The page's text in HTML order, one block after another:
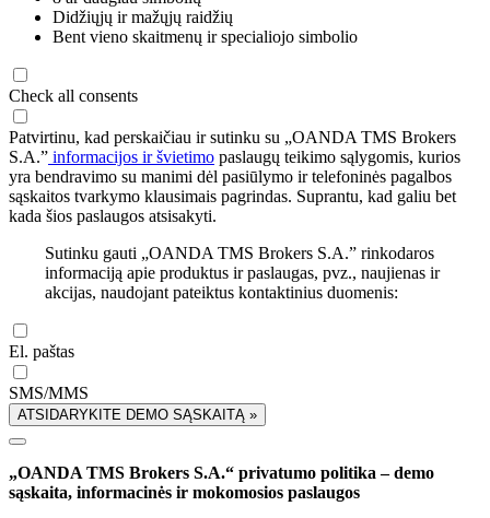
Didžiųjų ir mažųjų raidžių
Bent vieno skaitmenų ir specialiojo simbolio
Check all consents
Patvirtinu, kad perskaičiau ir sutinku su „OANDA TMS Brokers
S.A.” informacijos ir švietimo paslaugų teikimo sąlygomis, kurios
yra bendravimo su manimi dėl pasiūlymo ir telefoninės pagalbos
sąskaitos tvarkymo klausimais pagrindas. Suprantu, kad galiu bet
kada šios paslaugos atsisakyti.
Sutinku gauti „OANDA TMS Brokers S.A.” rinkodaros
informaciją apie produktus ir paslaugas, pvz., naujienas ir
akcijas, naudojant pateiktus kontaktinius duomenis:
El. paštas
SMS/MMS
ATSIDARYKITE DEMO SĄSKAITĄ »
„OANDA TMS Brokers S.A.“ privatumo politika – demo
sąskaita, informacinės ir mokomosios paslaugos